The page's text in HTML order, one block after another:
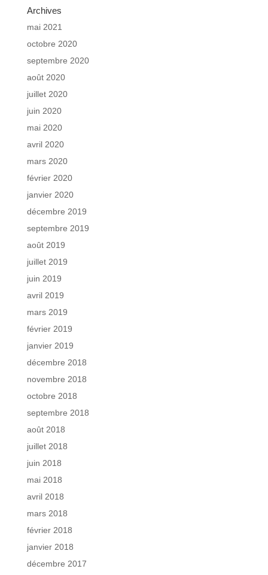
Archives
mai 2021
octobre 2020
septembre 2020
août 2020
juillet 2020
juin 2020
mai 2020
avril 2020
mars 2020
février 2020
janvier 2020
décembre 2019
septembre 2019
août 2019
juillet 2019
juin 2019
avril 2019
mars 2019
février 2019
janvier 2019
décembre 2018
novembre 2018
octobre 2018
septembre 2018
août 2018
juillet 2018
juin 2018
mai 2018
avril 2018
mars 2018
février 2018
janvier 2018
décembre 2017